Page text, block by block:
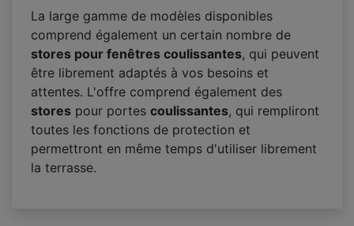
La large gamme de modèles disponibles
comprend également un certain nombre de
stores pour fenêtres coulissantes, qui peuvent
être librement adaptés à vos besoins et
attentes. L'offre comprend également des
stores pour portes coulissantes, qui rempliront
toutes les fonctions de protection et
permettront en même temps d'utiliser librement
la terrasse.